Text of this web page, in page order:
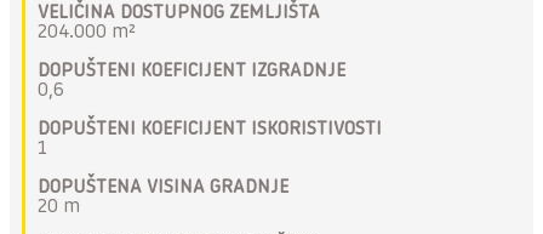
VELIČINA DOSTUPNOG ZEMLJIŠTA
204.000 m²
DOPUŠTENI KOEFICIJENT IZGRADNJE
0,6
DOPUŠTENI KOEFICIJENT ISKORISTIVOSTI
1
DOPUŠTENA VISINA GRADNJE
20 m